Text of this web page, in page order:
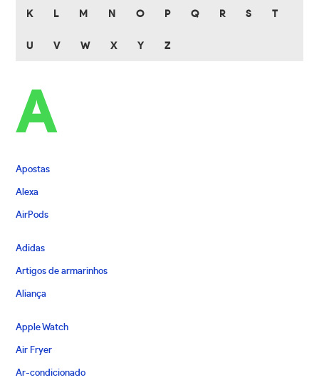
K L M N O P Q R S T
U V W X Y Z
A
Apostas
Alexa
AirPods
Adidas
Artigos de armarinhos
Aliança
Apple Watch
Air Fryer
Ar-condicionado